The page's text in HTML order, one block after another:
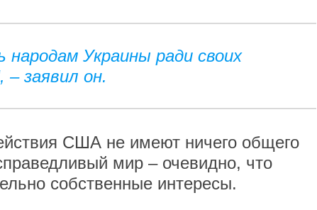
Украины ради своих
– заявил он.
США не имеют ничего общего
мир – очевидно, что
собственные интересы.